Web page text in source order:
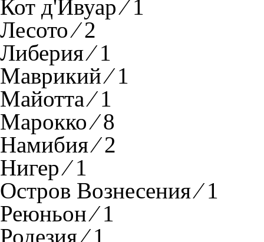
Кот д'Ивуар ⁄ 1
Лесото ⁄ 2
Либерия ⁄ 1
Маврикий ⁄ 1
Майотта ⁄ 1
Марокко ⁄ 8
Намибия ⁄ 2
Нигер ⁄ 1
Остров Вознесения ⁄ 1
Реюньон ⁄ 1
Родезия ⁄ 1